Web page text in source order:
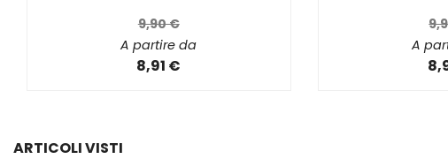
9,90 €
A partire da
8,91 €
A
ARTICOLI VISTI